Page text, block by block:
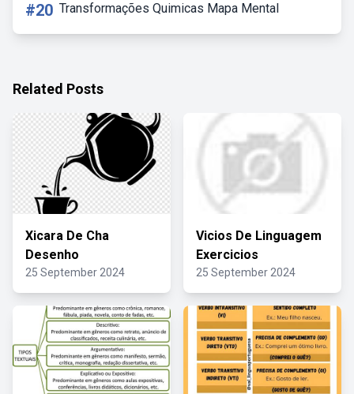
#20 Transformações Quimicas Mapa Mental
Related Posts
Xicara De Cha
Desenho
25 September 2024
Vicios De Linguagem
Exercicios
25 September 2024